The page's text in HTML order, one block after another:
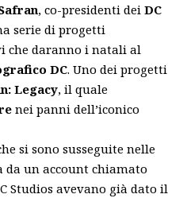
, co-presidenti dei DC
serie di progetti
che daranno i natali al
DC. Uno dei progetti
Legacy, il quale
nei panni dell’iconico
si sono susseguite nelle
un account chiamato
Studios avevano già dato il